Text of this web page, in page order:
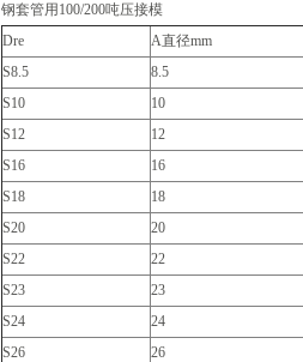
钢套管用100/200吨压接模
Dre
A直径mm
S8.5
8.5
S10
10
S12
12
S16
16
S18
18
S20
20
S22
22
S23
23
S24
24
S26
26